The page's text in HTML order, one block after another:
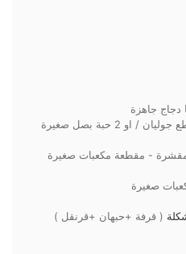
دجاج جاهزة
كبيرة الحجم - مقطع جوليان / او 2 حبة بصل صغيرة
- مقطعة مكعبات صغيرة
صغيرة
( قرفة +حبهان +قرنقل )